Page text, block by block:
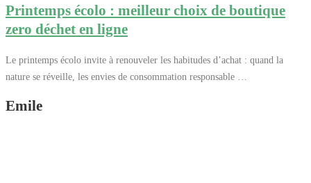
Printemps écolo : meilleur choix de boutique
zero déchet en ligne
Le printemps écolo invite à renouveler les habitudes d’achat : quand la
nature se réveille, les envies de consommation responsable …
Emile